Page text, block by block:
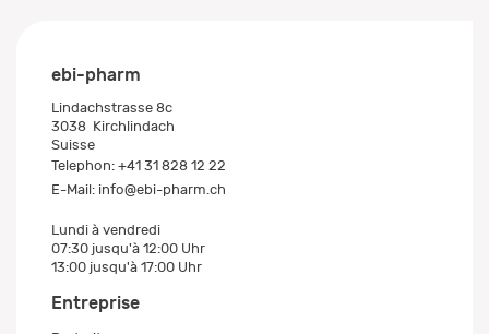
ebi-pharm
Lindachstrasse 8c
3038 Kirchlindach
Suisse
Telephon: +41 31 828 12 22
E-Mail: info@ebi-pharm.ch
Lundi à vendredi
07:30 jusqu'à 12:00 Uhr
13:00 jusqu'à 17:00 Uhr
Entreprise